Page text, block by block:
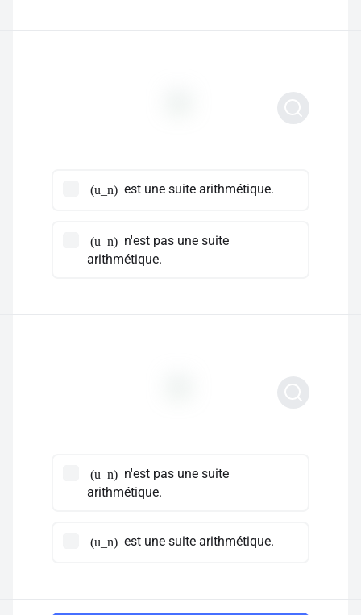
(u_n) est une suite arithmétique.
(u_n) n'est pas une suite
arithmétique.
(u_n) n'est pas une suite
arithmétique.
(u_n) est une suite arithmétique.